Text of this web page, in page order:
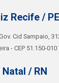
Recife / PE
Cid Sampaio,
- CEP 51.150-
Natal / RN